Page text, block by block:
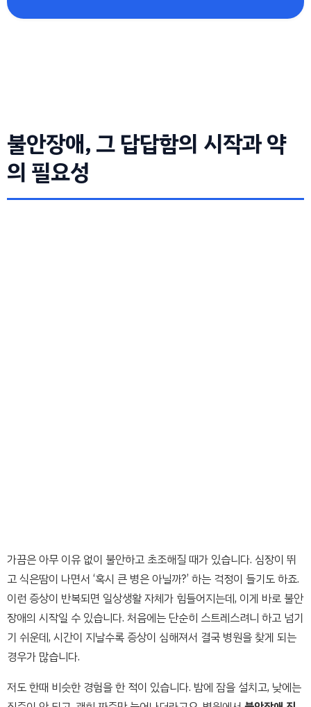
불안장애, 그 답답함의 시작과 약
의 필요성
가끔은 아무 이유 없이 불안하고 초조해질 때가 있습니다. 심장이 뛰
고 식은땀이 나면서 ‘혹시 큰 병은 아닐까?’ 하는 걱정이 들기도 하죠.
이런 증상이 반복되면 일상생활 자체가 힘들어지는데, 이게 바로 불안
장애의 시작일 수 있습니다. 처음에는 단순히 스트레스려니 하고 넘기
기 쉬운데, 시간이 지날수록 증상이 심해져서 결국 병원을 찾게 되는
경우가 많습니다.
저도 한때 비슷한 경험을 한 적이 있습니다. 밤에 잠을 설치고, 낮에는